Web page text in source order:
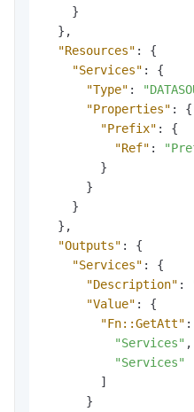
}
} ,
"Resources" :
{
"Services" :
{
"Type" :
"Properties" :
{
"Prefix" :
{
"Ref" :
}
}
}
} ,
"Outputs" :
{
"Services" :
{
"Description" :
"Value" :
{
"Fn::GetAtt" :
"Services" ,
"Services"
]
}